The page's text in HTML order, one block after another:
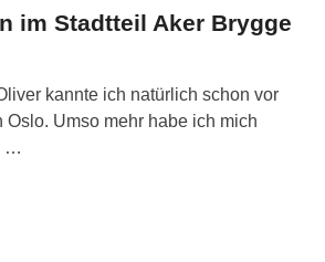
im Stadtteil Aker Brygge
kannte ich natürlich schon vor
Oslo. Umso mehr habe ich mich
…